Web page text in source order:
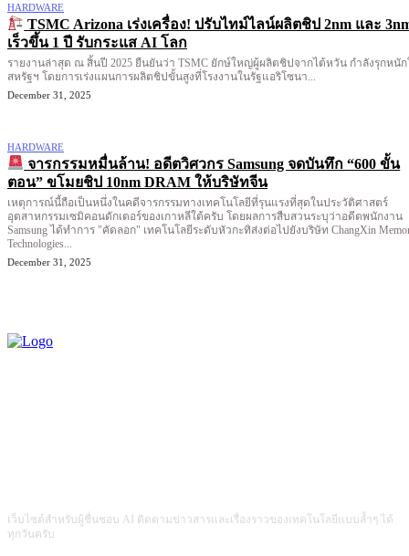
HARDWARE
TSMC Arizona เร่งเครื่อง! ปรับไทม์ไลน์ผลิตชิป 2nm และ
เร็วขึ้น 1 ปี รับกระแส AI โลก
รายงานล่าสุด ณ สิ้นปี 2025 ยืนยันว่า TSMC ยักษ์ใหญ่ผู้ผลิตชิปจากไต้หวัน กำลังรุกหนัก
สหรัฐฯ โดยการเร่งแผนการผลิตชิปขั้นสูงที่โรงงานในรัฐแอริโซนา...
December 31, 2025
HARDWARE
จารกรรมหมื่นล้าน! อดีตวิศวกร Samsung จดบันทึก “600 ขั้น
ตอน” ขโมยชิป 10nm DRAM ให้บริษัทจีน
เหตุการณ์นี้ถือเป็นหนึ่งในคดีจารกรรมทางเทคโนโลยีที่รุนแรงที่สุดในประวัติศาสตร์
อุตสาหกรรมเซมิคอนดักเตอร์ของเกาหลีใต้ครับ โดยผลการสืบสวนระบุว่าอดีตพนักงาน
Samsung ได้ทำการ "คัดลอก" เทคโนโลยีระดับหัวกะทิส่งต่อไปยังบริษัท ChangXin
Technologies...
December 31, 2025
เว็บไซต์สำหรับผู้ชื่นชอบ AI ติดตามข่าวสารและเรื่องราวของเทคโนโลยีแบบล้ำๆ ได้
ทุกวันครับ